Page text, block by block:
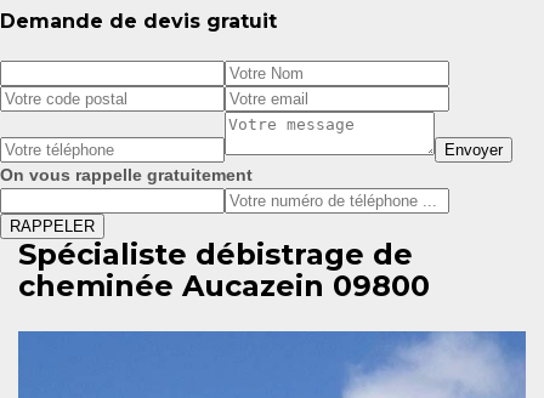
Demande de devis gratuit
On vous rappelle gratuitement
Spécialiste débistrage de
cheminée Aucazein 09800